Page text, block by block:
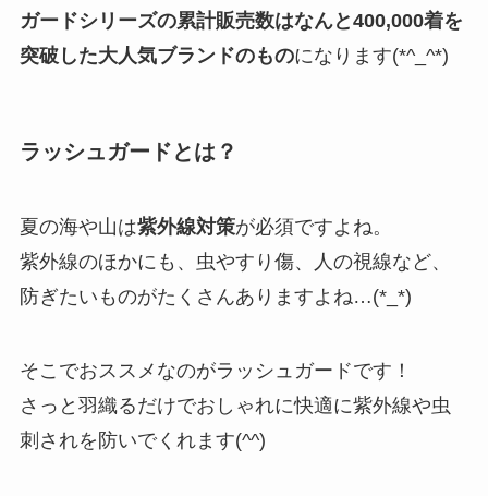
ガードシリーズの累計販売数はなんと400,000着を
突破した大人気ブランドのものになります(*^_^*)
ラッシュガードとは？
夏の海や山は紫外線対策が必須ですよね。
紫外線のほかにも、虫やすり傷、人の視線など、
防ぎたいものがたくさんありますよね…(*_*)
そこでおススメなのがラッシュガードです！
さっと羽織るだけでおしゃれに快適に紫外線や虫
刺されを防いでくれます(^^)